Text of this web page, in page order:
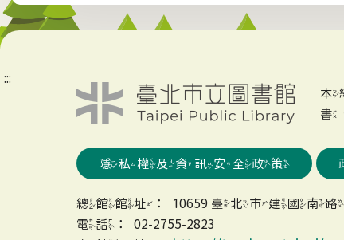
:::
本
書
隱私權及資訊安全政策
總館館址：10659 臺北市建國南
電話：02-2755-2823